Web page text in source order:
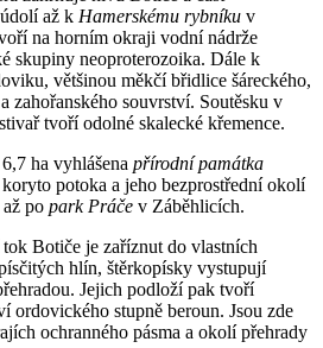
až k Hamerskému rybníku v
na horním okraji vodní nádrže
skupiny neoproterozoika. Dále k
většinou měkčí břidlice šáreckého,
zahořanského souvrství. Soutěsku v
tvoří odolné skalecké křemence.
ha vyhlášena přírodní památka
potoka a jeho bezprostřední okolí
po park Práče v Záběhlicích.
Botiče je zaříznut do vlastních
hlín, štěrkopísky vystupují
Jejich podloží pak tvoří
ordovického stupně beroun. Jsou zde
ochranného pásma a okolí přehrady